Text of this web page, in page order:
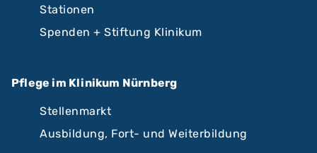
Stationen
Spenden + Stiftung Klinikum
Pflege im Klinikum Nürnberg
Stellenmarkt
Ausbildung, Fort- und Weiterbildung